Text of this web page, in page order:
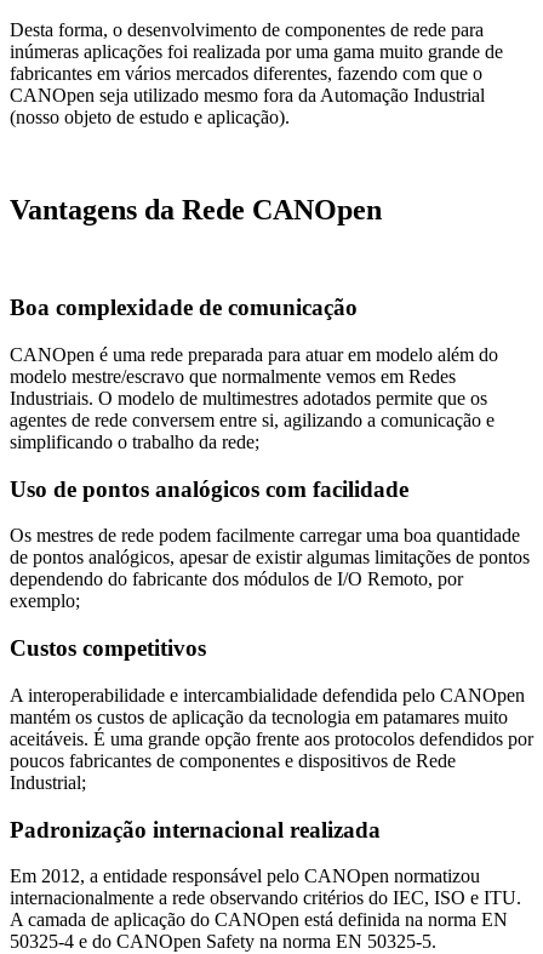
Desta forma, o desenvolvimento de componentes de rede para
inúmeras aplicações foi realizada por uma gama muito grande de
fabricantes em vários mercados diferentes, fazendo com que o
CANOpen seja utilizado mesmo fora da Automação Industrial
(nosso objeto de estudo e aplicação).
Vantagens da Rede CANOpen
Boa complexidade de comunicação
CANOpen é uma rede preparada para atuar em modelo além do
modelo mestre/escravo que normalmente vemos em Redes
Industriais. O modelo de multimestres adotados permite que os
agentes de rede conversem entre si, agilizando a comunicação e
simplificando o trabalho da rede;
Uso de pontos analógicos com facilidade
Os mestres de rede podem facilmente carregar uma boa quantidade
de pontos analógicos, apesar de existir algumas limitações de pontos
dependendo do fabricante dos módulos de I/O Remoto, por
exemplo;
Custos competitivos
A interoperabilidade e intercambialidade defendida pelo CANOpen
mantém os custos de aplicação da tecnologia em patamares muito
aceitáveis. É uma grande opção frente aos protocolos defendidos por
poucos fabricantes de componentes e dispositivos de Rede
Industrial;
Padronização internacional realizada
Em 2012, a entidade responsável pelo CANOpen normatizou
internacionalmente a rede observando critérios do IEC, ISO e ITU.
A camada de aplicação do CANOpen está definida na norma EN
50325-4 e do CANOpen Safety na norma EN 50325-5.